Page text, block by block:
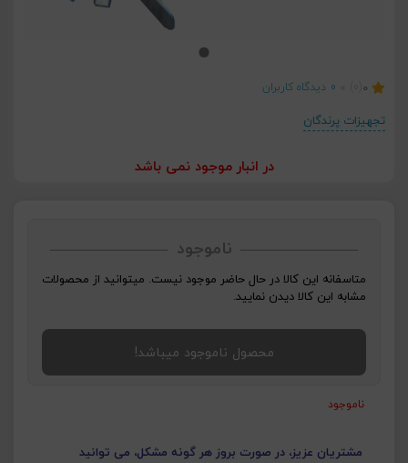
0
0 دیدگاه کاربران
تجهیزات پرندگان
در انبار موجود نمی باشد
ناموجود
متاسفانه این کالا در حال حاضر موجود نیست. میتوانید از محصولات
مشابه این کالا دیدن نمایید.
محصول ناموجود میباشد!
ناموجود
مشتریان عزیز، در صورت بروز هر گونه مشکل، می توانید